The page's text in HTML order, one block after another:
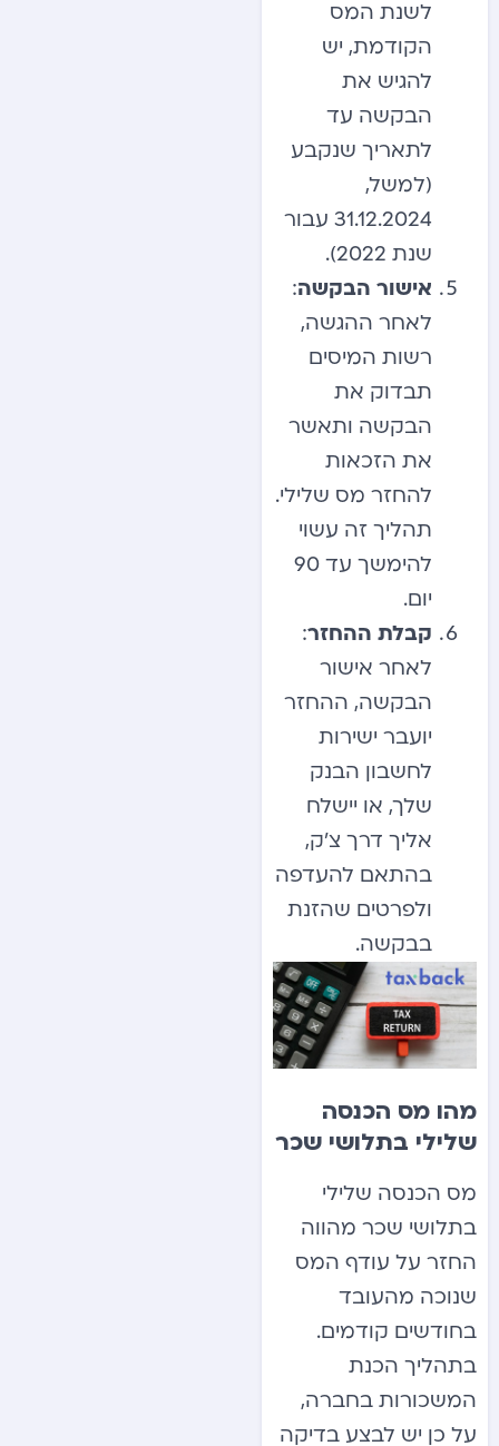
לשנת המס
הקודמת, יש
להגיש את
הבקשה עד
לתאריך שנקבע
(למשל,
31.12.2024 עבור
שנת 2022).
אישור הבקשה:
לאחר ההגשה,
רשות המיסים
תבדוק את
הבקשה ותאשר
את הזכאות
להחזר מס שלילי.
תהליך זה עשוי
להימשך עד 90
יום.
קבלת ההחזר:
לאחר אישור
הבקשה, ההחזר
יועבר ישירות
לחשבון הבנק
שלך, או יישלח
אליך דרך צ’ק,
בהתאם להעדפה
ולפרטים שהזנת
בבקשה.
מהו מס הכנסה
שלילי בתלושי שכר
מס הכנסה שלילי
בתלושי שכר מהווה
החזר על עודף המס
שנוכה מהעובד
בחודשים קודמים.
בתהליך הכנת
המשכורות בחברה,
על כן יש לבצע בדיקה